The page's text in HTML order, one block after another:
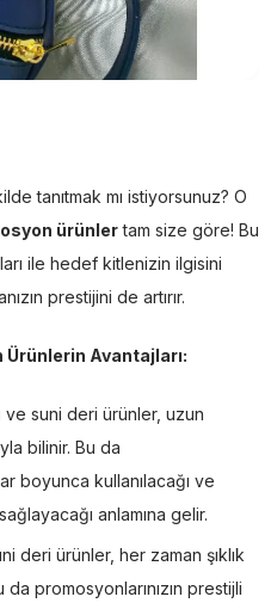
tanıtmak mı istiyorsunuz? O
ürünlertam size göre! Bu
ile hedef kitlenizin ilgisini
prestijini de artırır.
Avantajları:
ve suni deri ürünler, uzun
bilinir. Bu da
boyunca kullanılacağı ve
anlamına gelir.
deri ürünler, her zaman şıklık
promosyonlarınızın prestijli